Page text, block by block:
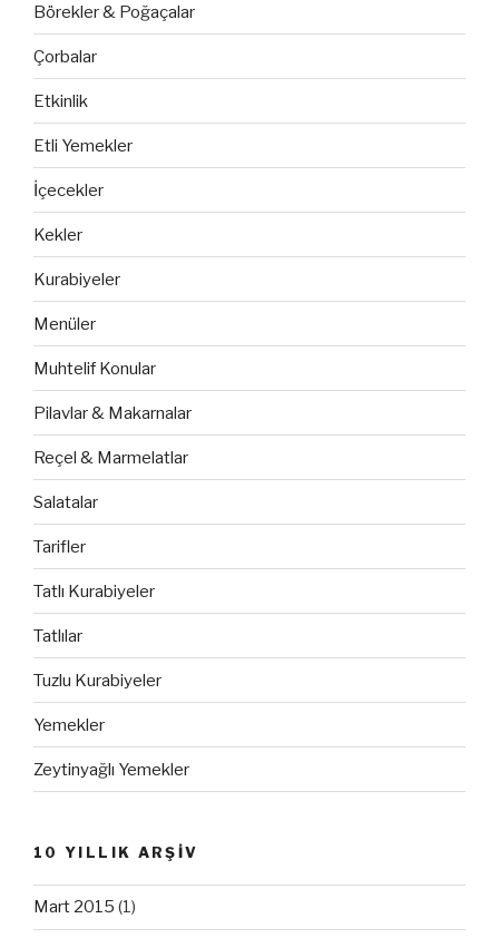
Börekler & Poğaçalar
Çorbalar
Etkinlik
Etli Yemekler
İçecekler
Kekler
Kurabiyeler
Menüler
Muhtelif Konular
Pilavlar & Makarnalar
Reçel & Marmelatlar
Salatalar
Tarifler
Tatlı Kurabiyeler
Tatlılar
Tuzlu Kurabiyeler
Yemekler
Zeytinyağlı Yemekler
10 YILLIK ARŞİV
Mart 2015 (1)